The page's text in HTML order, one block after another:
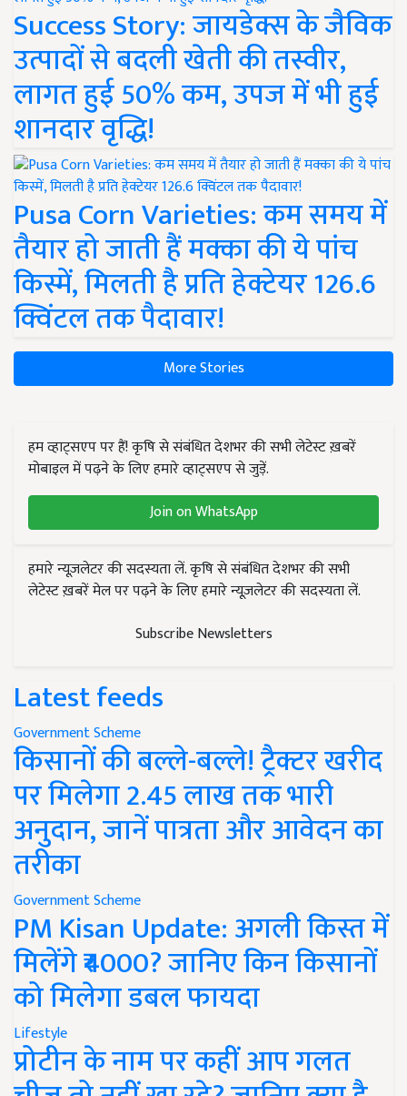
Success Story: जायडेक्स के जैविक
उत्पादों से बदली खेती की तस्वीर,
लागत हुई 50% कम, उपज में भी हुई
शानदार वृद्धि!
Pusa Corn Varieties: कम समय में
तैयार हो जाती हैं मक्का की ये पांच
किस्में, मिलती है प्रति हेक्टेयर 126.6
क्विंटल तक पैदावार!
More Stories
हम व्हाट्सएप पर हैं! कृषि से संबंधित देशभर की सभी लेटेस्ट ख़बरें
मोबाइल में पढ़ने के लिए हमारे व्हाट्सएप से जुड़ें.
Join on WhatsApp
हमारे न्यूज़लेटर की सदस्यता लें. कृषि से संबंधित देशभर की सभी
लेटेस्ट ख़बरें मेल पर पढ़ने के लिए हमारे न्यूज़लेटर की सदस्यता लें.
Subscribe Newsletters
Latest feeds
Government Scheme
किसानों की बल्ले-बल्ले! ट्रैक्टर खरीद
पर मिलेगा 2.45 लाख तक भारी
अनुदान, जानें पात्रता और आवेदन का
तरीका
Government Scheme
PM Kisan Update: अगली किस्त में
मिलेंगे ₹4000? जानिए किन किसानों
को मिलेगा डबल फायदा
Lifestyle
प्रोटीन के नाम पर कहीं आप गलत